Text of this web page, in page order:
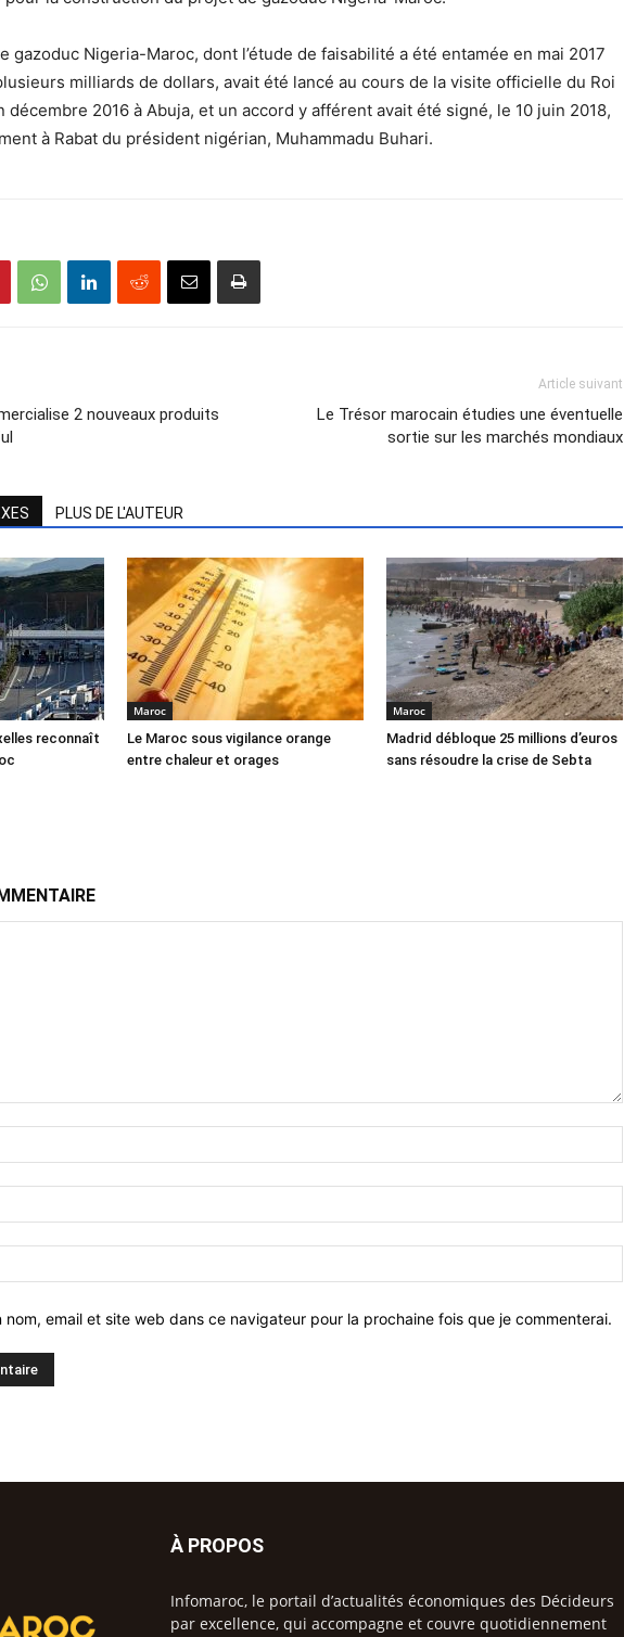
gazoduc Nigeria-Maroc, dont l’étude de faisabilité a été entamée en mai 2017
milliards de dollars, avait été lancé au cours de la visite officielle du Roi
décembre 2016 à Abuja, et un accord y afférent avait été signé, le 10 juin 2018,
à Rabat du président nigérian, Muhammadu Buhari.
2 nouveaux produits
Article suivant
Le Trésor marocain étudies une éventuelle
sortie sur les marchés mondiaux
PLUS DE L'AUTEUR
reconnaît
Maroc
Le Maroc sous vigilance orange
entre chaleur et orages
Maroc
Madrid débloque 25 millions d’euros
sans résoudre la crise de Sebta
nom, email et site web dans ce navigateur pour la prochaine fois que je commenterai.
À PROPOS
Infomaroc, le portail d’actualités économiques des Décideurs
par excellence, qui accompagne et couvre quotidiennement